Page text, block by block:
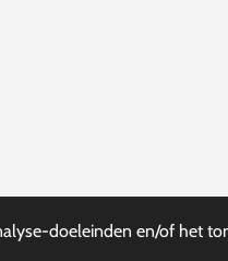
doeleinden en/of het